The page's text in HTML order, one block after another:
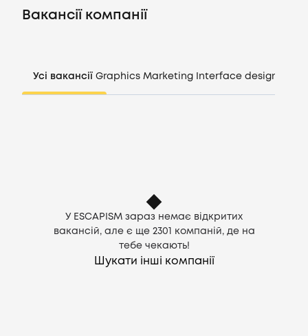
Вакансії
CV генератор
Вакансії компанії
Усі вакансії Graphics Marketing Interface design
У ESCAPISM зараз немає відкритих
вакансій, але є ще 2301
компаній, де на
тебе чекають!
Шукати інші компанії